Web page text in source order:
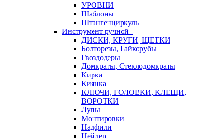
УРОВНИ
Шаблоны
Штангенциркуль
Инструмент ручной
ДИСКИ, КРУГИ, ЩЕТКИ
Болторезы, Гайкорубы
Гвоздодеры
Домкраты, Стеклодомкраты
Кирка
Киянка
КЛЮЧИ, ГОЛОВКИ, КЛЕЩИ,
ВОРОТКИ
Лупы
Монтировки
Надфили
Нейлер